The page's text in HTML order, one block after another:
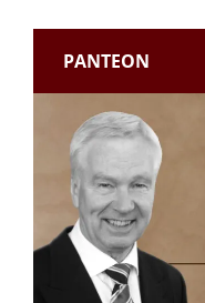
PANTEON